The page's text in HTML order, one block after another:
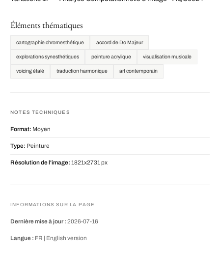
Éléments thématiques
cartographie chromesthétique accord de Do Majeur
explorations synesthétiques peinture acrylique visualisation musicale
voicing étalé traduction harmonique art contemporain
NOTES TECHNIQUES
Format: Moyen
Type: Peinture
Résolution de l'image: 1821x2731 px
INFORMATIONS SUR LA PAGE
Dernière mise à jour : 2026-07-16
Langue : FR | English version